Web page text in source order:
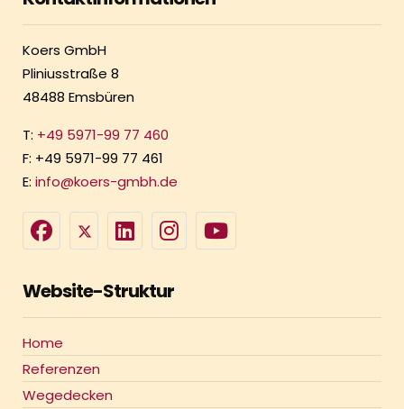
Koers GmbH
Pliniusstraße 8
48488 Emsbüren
T: +49 5971-99 77 460
F: +49 5971-99 77 461
E: info@koers-gmbh.de
Website-Struktur
Home
Referenzen
Wegedecken